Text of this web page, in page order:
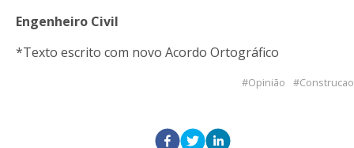
Engenheiro Civil
*Texto escrito com novo Acordo Ortográfico
Opinião Construcao